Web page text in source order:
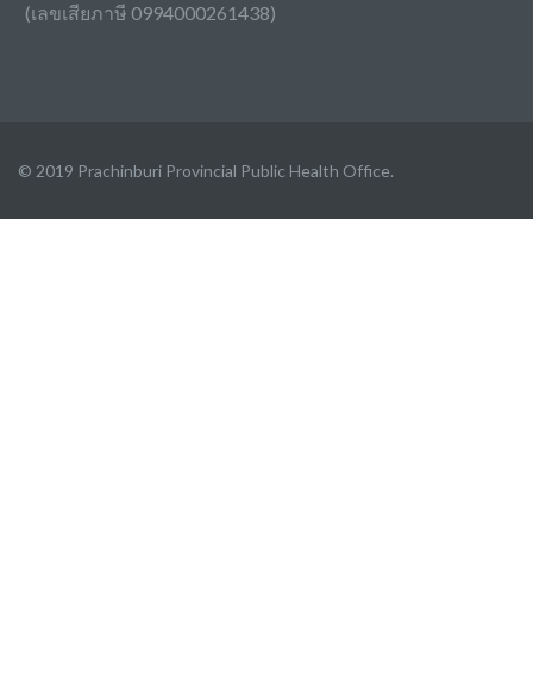
(เลขเสียภาษี 0994000261438)
© 2019 Prachinburi Provincial Public Health Office.